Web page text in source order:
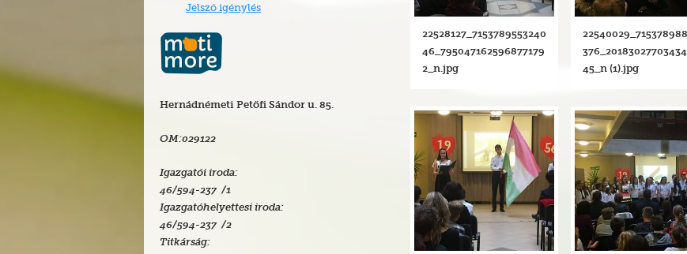
Jelszó igénylés
Hernádnémeti Petőfi Sándor u. 85.
OM:029122
Igazgatói iroda:
46/594-237 /1
Igazgatóhelyettesi iroda:
46/594-237 /2
Titkárság:
22528127_7153789553240
46_795047162596877179
2_n.jpg
45_n (1).jpg